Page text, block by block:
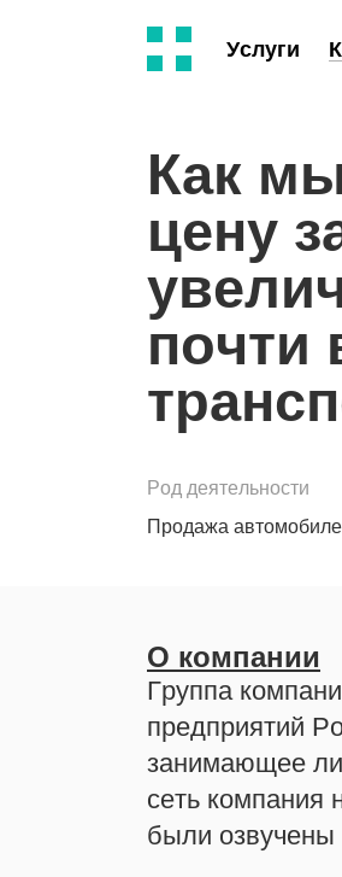
Услуги
Как
цену
почти
Род деятельности
Продажа
О компании
Группа
предприятий
занимающее
сеть компания
были озвучены